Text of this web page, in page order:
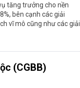
tăng trưởng cho nền
bên cạnh các giải
vĩ mô cũng như các giải
(CGBB)